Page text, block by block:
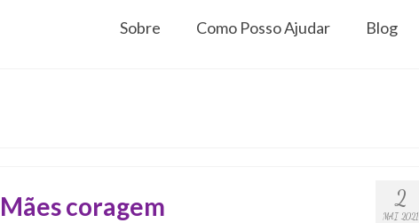
Sobre Como Posso Ajudar Blog
2
MAI 2021
Mães coragem